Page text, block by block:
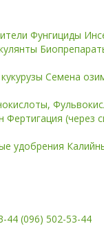
Фунгициды
Семена
Фертигация (через
удобрения
44 (096) 502-53-44